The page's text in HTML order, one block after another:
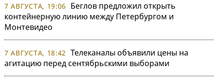
7 АВГУСТА, 19:06
Беглов предложил открыть
контейнерную линию между Петербургом и
Монтевидео
7 АВГУСТА, 18:42 Телеканалы объявили цены на
агитацию перед сентябрьскими выборами